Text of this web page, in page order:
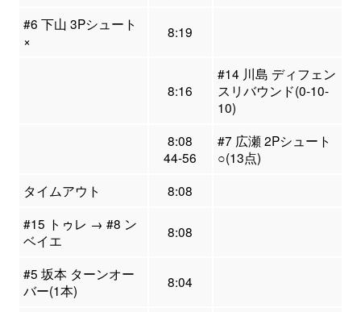
#6 下山 3Pシュート
×
8:19
8:16
#14 川島 ディフェン
スリバウンド(0-10-
10)
8:08
44-56
#7 広瀬 2Pシュート
○(13点)
タイムアウト
8:08
#15 トゥレ → #8 ン
ベイエ
8:08
#5 坂本 ターンオー
バー(1本)
8:04